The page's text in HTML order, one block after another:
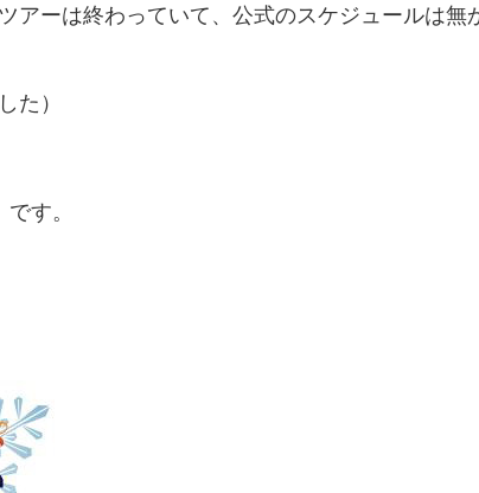
アーは終わっていて、公式のスケジュールは無
た）
す。